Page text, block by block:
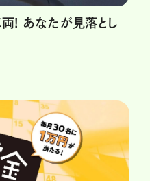
! あなたが見落とし